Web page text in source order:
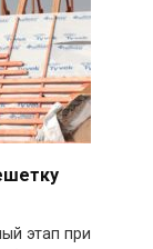
этап при